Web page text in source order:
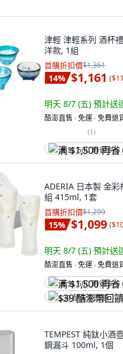
津輕 津輕系列 酒杯
洋款, 1組
首購折扣價$1,361
14% $1,161 (
明天 8/7 (五) 預計送
酷澎直售 ∙ 免運 ∙ 免費退
(1)
满 $1,500 再省 $75
ADERIA 日本製 金
組 415ml, 1套
首購折扣價$1,299
15% $1,099 (
明天 8/7 (五) 預計送
酷澎直售 ∙ 免運 ∙ 免費退
满 $1,500 再省 $75
$39 酷澎幣回饋
TEMPEST 純鈦小酒
鋼漏斗 100ml, 1個